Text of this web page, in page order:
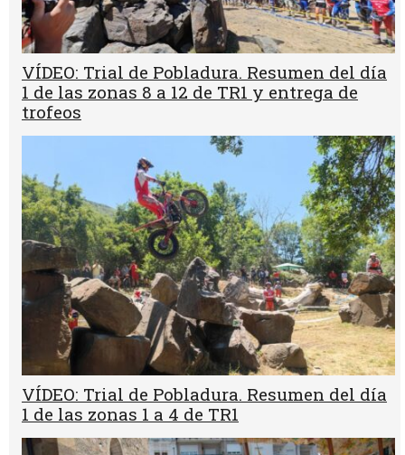
VÍDEO: Trial de Pobladura. Resumen del día
1 de las zonas 8 a 12 de TR1 y entrega de
trofeos
VÍDEO: Trial de Pobladura. Resumen del día
1 de las zonas 1 a 4 de TR1